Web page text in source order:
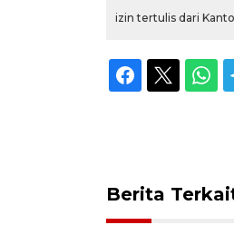
izin tertulis dari
Berita